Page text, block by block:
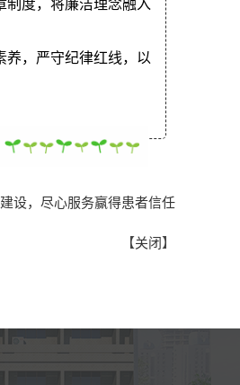
度，将廉洁理念融入
，严守纪律红线，以
设，尽心服务赢得患者信任
【关闭】